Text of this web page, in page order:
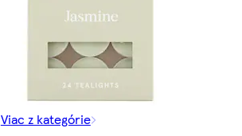
Viac z kategórie